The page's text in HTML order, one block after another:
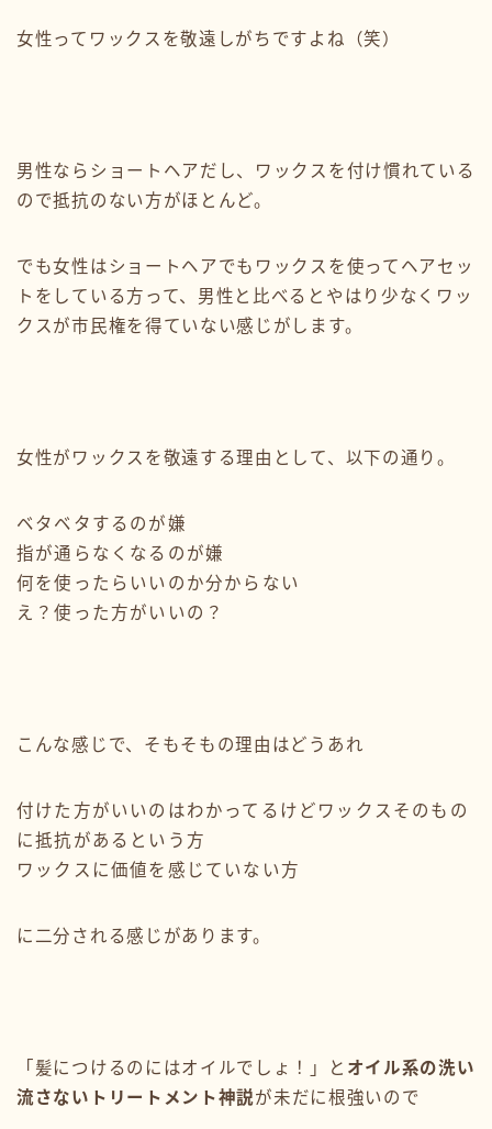
女性ってワックスを敬遠しがちですよね（笑）
男性ならショートヘアだし、ワックスを付け慣れている
ので抵抗のない方がほとんど。
でも女性はショートヘアでもワックスを使ってヘアセッ
トをしている方って、男性と比べるとやはり少なくワッ
クスが市民権を得ていない感じがします。
女性がワックスを敬遠する理由として、以下の通り。
ベタベタするのが嫌
指が通らなくなるのが嫌
何を使ったらいいのか分からない
え？使った方がいいの？
こんな感じで、そもそもの理由はどうあれ
付けた方がいいのはわかってるけどワックスそのもの
に抵抗があるという方
ワックスに価値を感じていない方
に二分される感じがあります。
「髪につけるのにはオイルでしょ！」と オイル系の洗い
流さないトリートメント神説が未だに根強いので